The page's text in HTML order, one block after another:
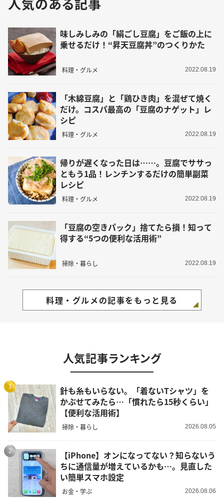
味しみしみの「絹ごし豆腐」をご飯の上に
乗せるだけ！“昇天豆腐丼”のつくりかた
料理・グルメ 2022.08.19
「木綿豆腐」と「鶏ひき肉」を混ぜて焼く
だけ。コスパ最高の「豆腐のナゲット」レ
シピ
料理・グルメ 2022.08.19
帰りが遅くなった日は……。豆腐でササっ
ともう1品！レンチンするだけの簡単副菜
レシピ
料理・グルメ 2022.08.19
「豆腐の空きパック」捨てたら損！知って
得する“5つの便利な活用術”
掃除・暮らし 2022.08.19
料理・グルメの記事をもっと見る
人気記事ランキング
1
針も糸もいらない。「着ないTシャツ」を
かぶせてみたら…「慣れたら15秒くらい」
【便利な活用術】
掃除・暮らし 2026.08.05
2
【iPhone】オンになってない？知らないう
ちに通信量が増えているかも…。見直した
い簡単スマホ設定
お金・学ぶ 2026.08.06